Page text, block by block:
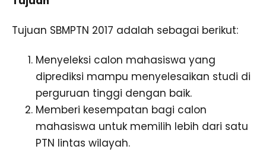
Tujuan SBMPTN 2017 adalah sebagai berikut:
Menyeleksi calon mahasiswa yang
diprediksi mampu menyelesaikan studi di
perguruan tinggi dengan baik.
Memberi kesempatan bagi calon
mahasiswa untuk memilih lebih dari satu
PTN lintas wilayah.